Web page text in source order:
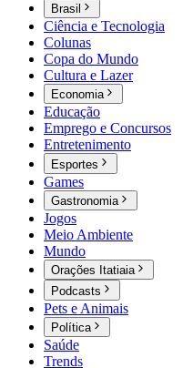
Brasil
Ciência e Tecnologia
Colunas
Copa do Mundo
Cultura e Lazer
Economia
Educação
Emprego e Concursos
Entretenimento
Esportes
Games
Gastronomia
Jogos
Meio Ambiente
Mundo
Orações Itatiaia
Podcasts
Pets e Animais
Política
Saúde
Trends